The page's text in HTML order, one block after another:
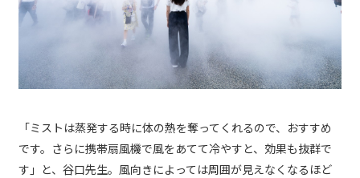
「ミストは蒸発する時に体の熱を奪ってくれるので、おすすめ
です。さらに携帯扇風機で風をあてて冷やすと、効果も抜群で
す」と、谷口先生。風向きによっては周囲が見えなくなるほど